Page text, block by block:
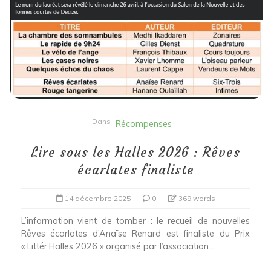
Dans Récompenses
Lire sous les Halles 2026 : Rêves
écarlates finaliste
14 décembre 2025 0 369 words
L’information vient de tomber : le recueil de nouvelles
Rêves écarlates d’Anaïse Renard est finaliste du Prix
« Littér’Halles 2026 » organisé par l’association...